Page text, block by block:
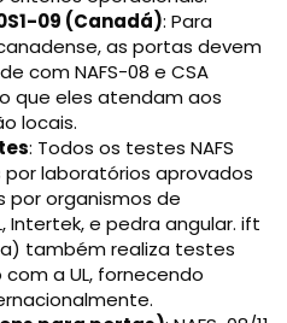
09 (Canadá): Para
as portas devem
com NAFS-08 e CSA
que eles atendam aos
locais.
: Todos os testes NAFS
laboratórios aprovados
por organismos de
Intertek, e pedra angular. ift
também realiza testes
a UL, fornecendo